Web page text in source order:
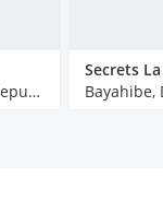
Bayahibe, Dominikanische Republik